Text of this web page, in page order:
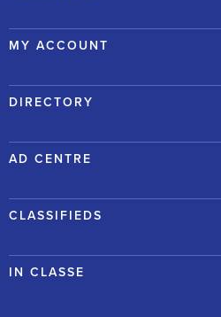
MY ACCOUNT
DIRECTORY
AD CENTRE
CLASSIFIEDS
IN CLASSE